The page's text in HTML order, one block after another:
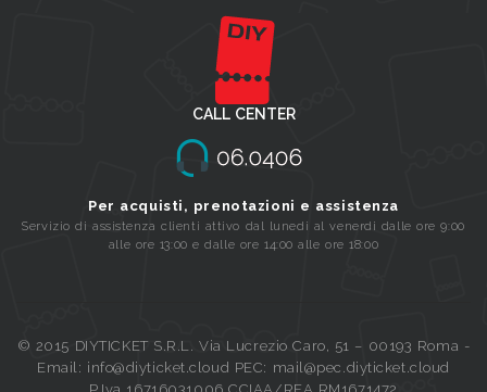
CALL CENTER
Per acquisti, prenotazioni e assistenza
Servizio di assistenza clienti attivo dal lunedi al venerdi dalle ore 9:00
alle ore 13:00 e dalle ore 14:00 alle ore 18:00
© 2015 DIYTICKET S.R.L. Via Lucrezio Caro, 51 – 00193 Roma -
Email: info@diyticket.cloud PEC: mail@pec.diyticket.cloud